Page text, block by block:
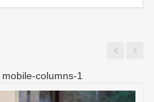
columns-1